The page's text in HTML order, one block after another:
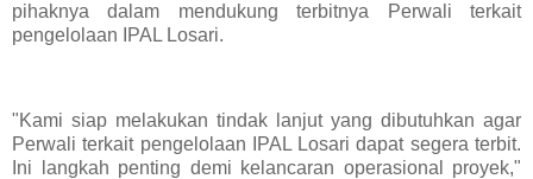
pihaknya dalam mendukung terbitnya Perwali terkait
pengelolaan IPAL Losari.
"Kami siap melakukan tindak lanjut yang dibutuhkan agar
Perwali terkait pengelolaan IPAL Losari dapat segera terbit.
Ini langkah penting demi kelancaran operasional proyek,"